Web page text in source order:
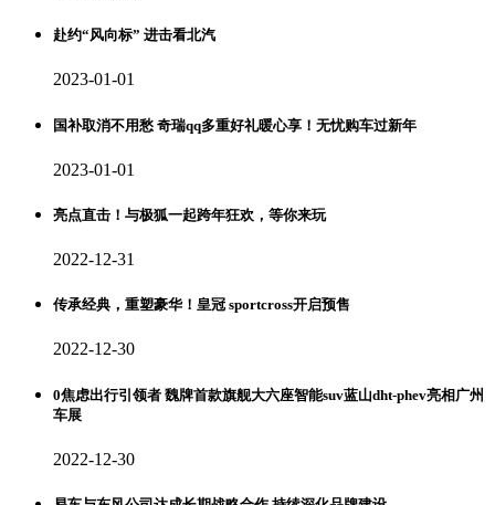
赴约“风向标” 进击看北汽
2023-01-01
国补取消不用愁 奇瑞qq多重好礼暖心享！无忧购车过新年
2023-01-01
亮点直击！与极狐一起跨年狂欢，等你来玩
2022-12-31
传承经典，重塑豪华！皇冠 sportcross开启预售
2022-12-30
0焦虑出行引领者 魏牌首款旗舰大六座智能suv蓝山dht-phev亮相广州
车展
2022-12-30